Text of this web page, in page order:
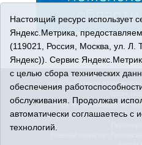
© 2026 Сетевое издание
права
© При использовании
Адрес редакции: 627750
Настоящий ресурс использует
Яндекс.Метрика,
(119021, Россия, Москва, ул. Л.
Яндекс)). Сервис
с целью сбора технических
обеспечения
обслуживания. Продолжая
автоматически соглашаетесь с
технологий.